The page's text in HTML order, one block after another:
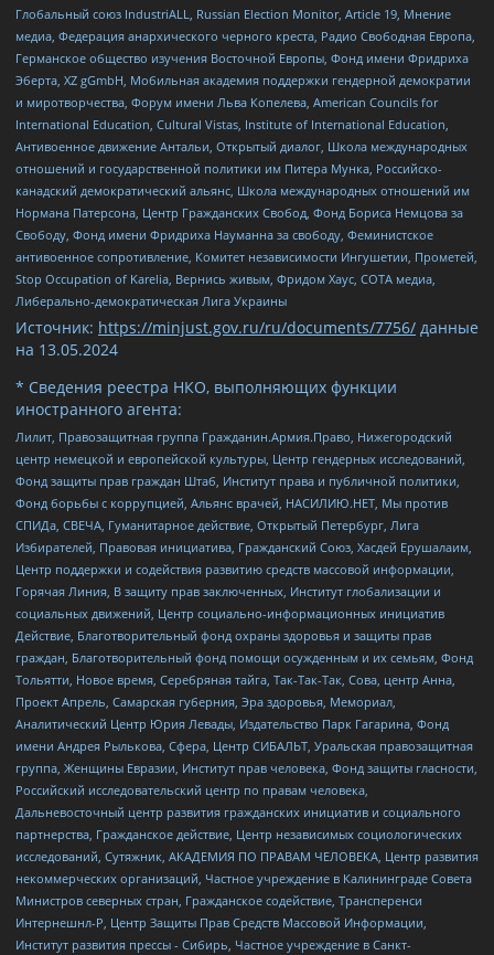
Глобальный союз IndustriALL, Russian Election Monitor, Article 19, Мнение
медиа, Федерация анархического черного креста, Радио Свободная Европа,
Германское общество изучения Восточной Европы, Фонд имени Фридриха
Эберта, XZ gGmbH, Мобильная академия поддержки гендерной демократии
и миротворчества, Форум имени Льва Копелева, American Councils for
International Education, Cultural Vistas, Institute of International Education,
Антивоенное движение Антальи, Открытый диалог, Школа международных
отношений и государственной политики им Питера Мунка, Российско-
канадский демократический альянс, Школа международных отношений им
Нормана Патерсона, Центр Гражданских Свобод, Фонд Бориса Немцова за
Свободу, Фонд имени Фридриха Науманна за свободу, Феминистское
антивоенное сопротивление, Комитет независимости Ингушетии, Прометей,
Stop Occupation of Karelia, Вернись живым, Фридом Хаус, СОТА медиа,
Либерально-демократическая Лига Украины
Источник: https://minjust.gov.ru/ru/documents/7756/ данные
на 13.05.2024
* Сведения реестра НКО, выполняющих функции
иностранного агента:
Лилит, Правозащитная группа Гражданин.Армия.Право, Нижегородский
центр немецкой и европейской культуры, Центр гендерных исследований,
Фонд защиты прав граждан Штаб, Институт права и публичной политики,
Фонд борьбы с коррупцией, Альянс врачей, НАСИЛИЮ.НЕТ, Мы против
СПИДа, СВЕЧА, Гуманитарное действие, Открытый Петербург, Лига
Избирателей, Правовая инициатива, Гражданский Союз, Хасдей Ерушалаим,
Центр поддержки и содействия развитию средств массовой информации,
Горячая Линия, В защиту прав заключенных, Институт глобализации и
социальных движений, Центр социально-информационных инициатив
Действие, Благотворительный фонд охраны здоровья и защиты прав
граждан, Благотворительный фонд помощи осужденным и их семьям, Фонд
Тольятти, Новое время, Серебряная тайга, Так-Так-Так, Сова, центр Анна,
Проект Апрель, Самарская губерния, Эра здоровья, Мемориал,
Аналитический Центр Юрия Левады, Издательство Парк Гагарина, Фонд
имени Андрея Рылькова, Сфера, Центр СИБАЛЬТ, Уральская правозащитная
группа, Женщины Евразии, Институт прав человека, Фонд защиты гласности,
Российский исследовательский центр по правам человека,
Дальневосточный центр развития гражданских инициатив и социального
партнерства, Гражданское действие, Центр независимых социологических
исследований, Сутяжник, АКАДЕМИЯ ПО ПРАВАМ ЧЕЛОВЕКА, Центр развития
некоммерческих организаций, Частное учреждение в Калининграде Совета
Министров северных стран, Гражданское содействие, Трансперенси
Интернешнл-Р, Центр Защиты Прав Средств Массовой Информации,
Институт развития прессы - Сибирь, Частное учреждение в Санкт-